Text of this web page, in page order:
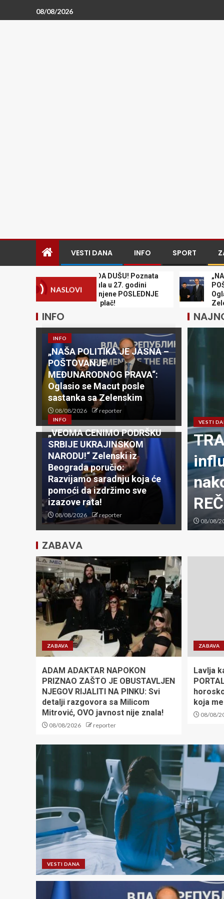
08/08/2026
VESTI DANA INFO SPORT
NASLOVI
KOJA KIDA DUŠU! Poznata
preminula u 27. godini
teške bolesti, njene POSLEDNJE
nateraće vas na plač!
„NAŠA
Oglasio se
Zelenskim
INFO
INFO
„NAŠA POLITIKA JE JASNA –
POŠTOVANJE
MEĐUNARODNOG PRAVA“:
Oglasio se Macut posle
sastanka sa Zelenskim
08/08/2026 reporter
INFO
„VEOMA CENIMO PODRŠKU
SRBIJE UKRAJINSKOM
NARODU!“ Zelenski iz
Beograda poručio:
Razvijamo saradnju koja će
pomoći da izdržimo sve
izazove rata!
08/08/2026 reporter
IŽIVLJAVAJU SE,
BOLESNE PO*NO
Srpkinja iz
VESTI
08/08/
ZABAVA
ZABAVA
ADAM ADAKTAR NAPOKON
PRIZNAO ZAŠTO JE OBUSTAVLJEN
NJEGOV RIJALITI NA PINKU: Svi
detalji razgovora sa Milicom
Mitrović, OVO javnost nije znala!
08/08/2026 reporter
ZABAVA
Lavlja
koja
08/08/
VESTI DANA